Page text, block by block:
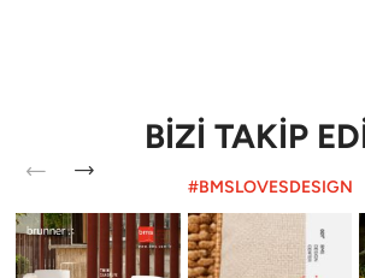
BİZİ TAKİP
#BMSLOVESDESIGN